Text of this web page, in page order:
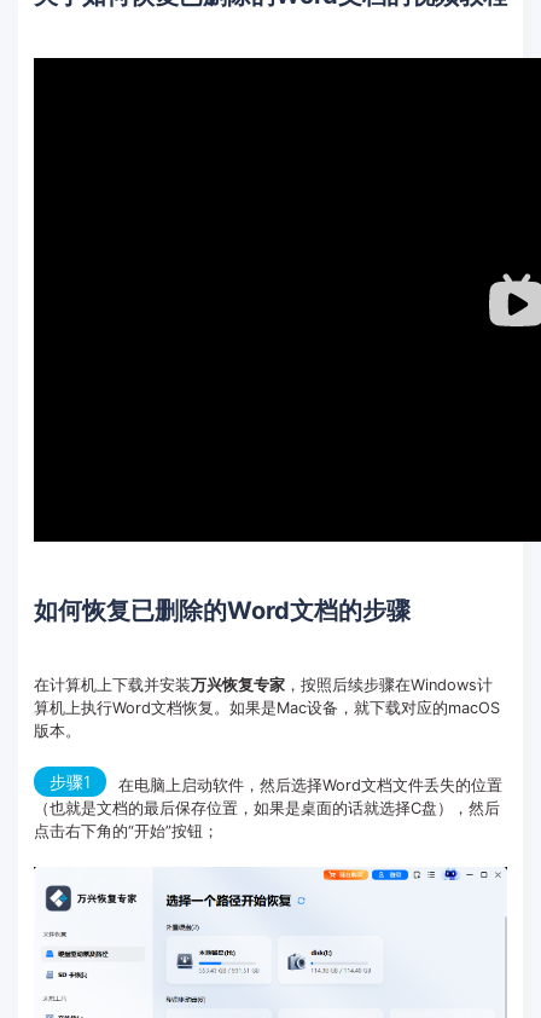
如何恢复已删除的Word文档的步骤
在计算机上下载并安装万兴恢复专家，按照后续步骤在Windows计
算机上执行Word文档恢复。如果是Mac设备，就下载对应的macOS
版本。
步骤1
在电脑上启动软件，然后选择Word文档文件丢失的位置
（也就是文档的最后保存位置，如果是桌面的话就选择C盘），然后
点击右下角的“开始”按钮；